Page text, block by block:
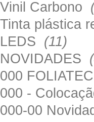
Vinil Carbono
Tinta plástica
LEDS (11)
NOVIDADES
000 FOLIATEC
000 -
000-00